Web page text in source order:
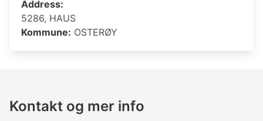
Address:
5286, HAUS
Kommune: OSTERØY
Kontakt og mer info